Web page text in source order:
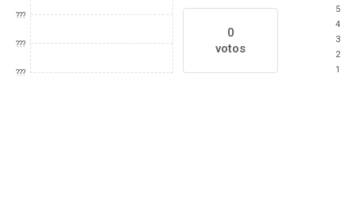
???
???
???
0
votos
5
4
3
2
1